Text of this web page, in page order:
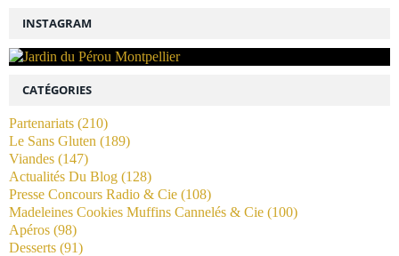
INSTAGRAM
CATÉGORIES
Partenariats (210)
Le Sans Gluten (189)
Viandes (147)
Actualités Du Blog (128)
Presse Concours Radio & Cie (108)
Madeleines Cookies Muffins Cannelés & Cie (100)
Apéros (98)
Desserts (91)